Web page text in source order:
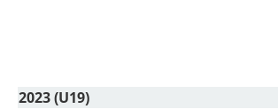
2023 (U19)